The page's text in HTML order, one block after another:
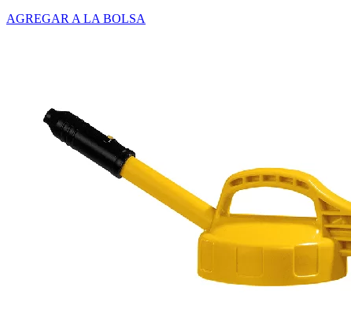
AGREGAR A LA BOLSA